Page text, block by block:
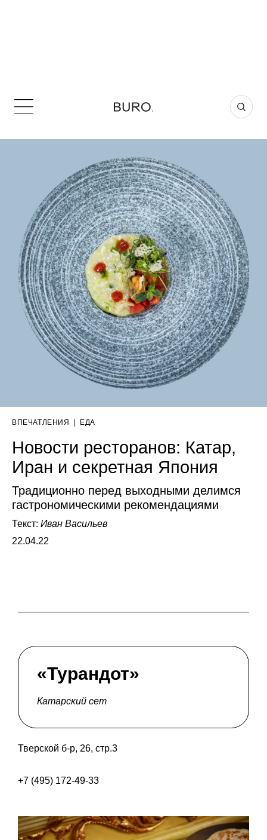
ВПЕЧАТЛЕНИЯ | ЕДА
Новости ресторанов: Катар,
Иран и секретная Япония
Традиционно перед выходными делимся
гастрономическими рекомендациями
Текст: Иван Васильев
22.04.22
«Турандот»
Катарский сет
Тверской б-р, 26, стр.3
+7 (495) 172-49-33